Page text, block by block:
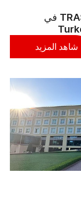
رفع مستوى الأمن مع نظام TRASSIR في
شاهد المزيد